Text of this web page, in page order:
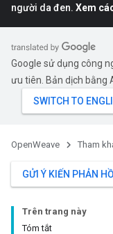
người da đen. Xem
Google sử dụng công
ưu tiên. Bản dịch bằng
OpenWeave Tham
GỬI Ý KIẾN PHẢN HỒI
Trên trang này
Tóm tắt